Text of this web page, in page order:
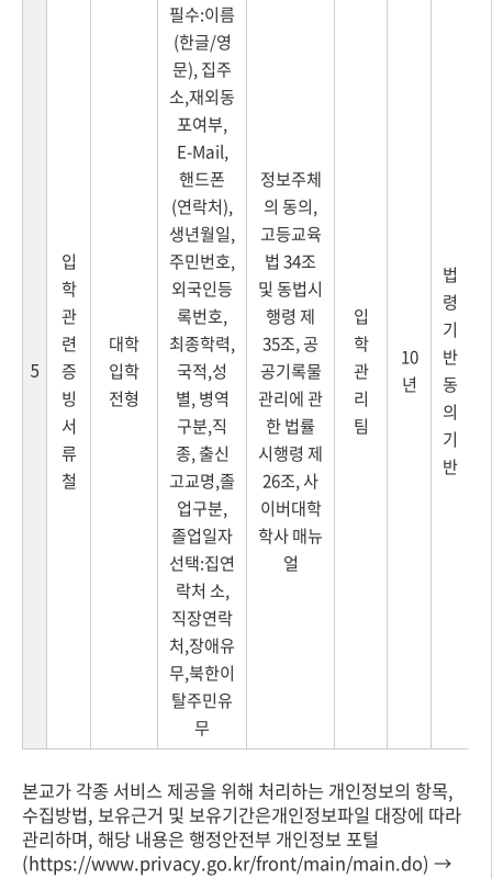
5
입
학
관
련
증
빙
서
류
철
대학
입학
전형
필수:이름
(한글/영
문), 집주
소,재외동
포여부,
E-Mail,
핸드폰
(연락처),
생년월일,
주민번호,
외국인등
록번호,
최종학력,
국적,성
별, 병역
구분,직
종, 출신
고교명,졸
업구분,
졸업일자
선택:집연
락처 소,
직장연락
처,장애유
무,북한이
탈주민유
무
정보주체
의 동의,
고등교육
법 34조
및 동법시
행령 제
35조, 공
공기록물
관리에 관
한 법률
시행령 제
26조, 사
이버대학
학사 매뉴
얼
입
학
관
리
팀
10
년
법
령
기
반
동
의
기
반
본교가 각종 서비스 제공을 위해 처리하는 개인정보의 항목,
수집방법, 보유근거 및 보유기간은개인정보파일 대장에 따라
관리하며, 해당 내용은 행정안전부 개인정보 포털
(https://www.privacy.go.kr/front/main/main.do) →